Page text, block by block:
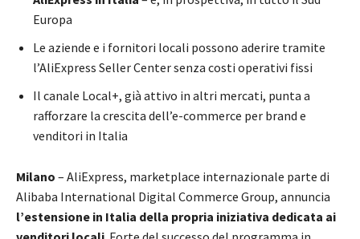
Europa
Le aziende e i fornitori locali possono aderire tramite
l’AliExpress Seller Center senza costi operativi fissi
Il canale Local+, già attivo in altri mercati, punta a
rafforzare la crescita dell’e-commerce per brand e
venditori in Italia
Milano – AliExpress, marketplace internazionale parte di
Alibaba International Digital Commerce Group, annuncia
l’estensione in Italia della propria iniziativa dedicata ai